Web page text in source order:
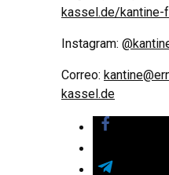
kassel.de/kantine-
Instagram:
Correo:
kassel.de